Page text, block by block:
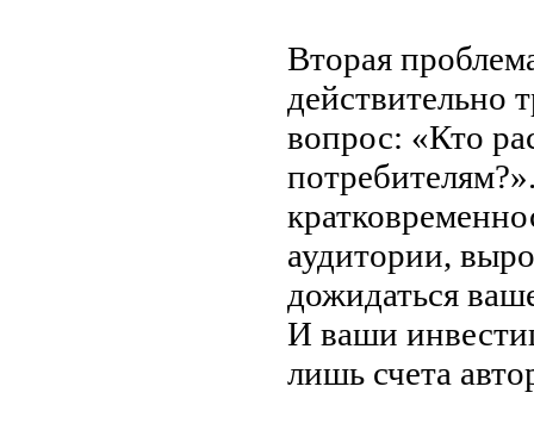
Вторая
действительно
вопрос: «Кто
потребителям?»
аудитории,
дожидаться
И ваши
лишь счета